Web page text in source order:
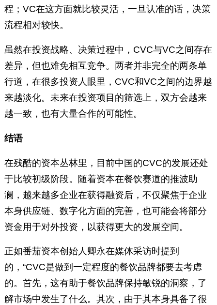
程；VC在这方面就比较灵活，一旦认准的话，决策
流程相对较快。
虽然在投资战略、决策过程中，CVC与VC之间存在
差异，但也难免相互竞争。两者并非完全的两条单
行道，在很多投资人眼里，CVC和VC之间的边界越
来越淡化。未来在投资项目的筛选上，双方会越来
越一致，也有大量合作的可能性。
结语
在残酷的资本丛林里，目前中国的CVC的发展还处
于比较初级阶段。随着资本在餐饮赛道的推波助
澜，越来越多企业在获得融资后，不仅聚焦于企业
本身供应链、数字化方面的完善，也可能会将部分
资金用于对外投资，以获得更大的发展空间。
正如番茄资本创始人卿永在媒体采访时提到
的，“CVC是做到一定程度的餐饮品牌都要去考虑
的。首先，这有助于餐饮品牌保持敏锐的洞察，了
解市场中发生了什么。其次，由于其本身具备了很